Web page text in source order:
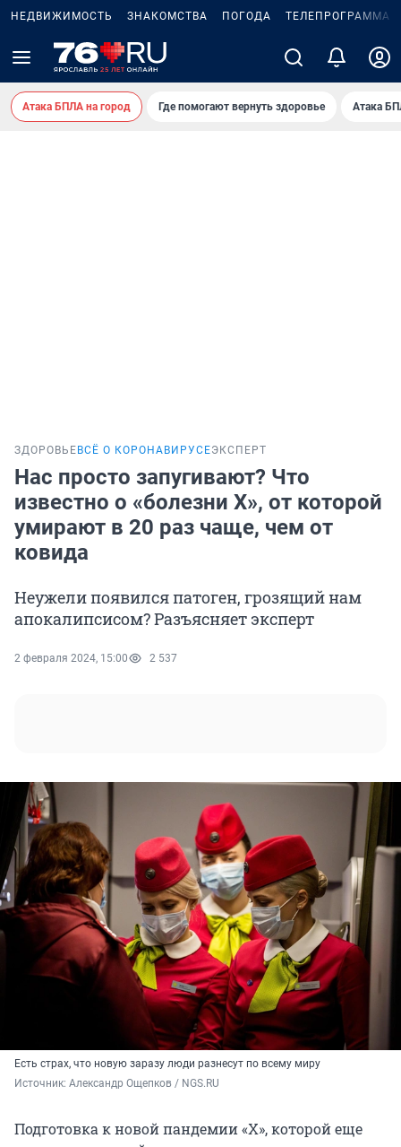
НЕДВИЖИМОСТЬ ЗНАКОМСТВА ПОГОДА ТЕЛЕПРОГРАММА
Атака БПЛА на город Где помогают вернуть здоровье Атака
ЗДОРОВЬЕ ВСЁ О КОРОНАВИРУСЕЭКСПЕРТ
Нас просто запугивают? Что
известно о «болезни X», от которой
умирают в 20 раз чаще, чем от
ковида
Неужели появился патоген, грозящий нам
апокалипсисом? Разъясняет эксперт
2 февраля 2024, 15:00 2 537
Есть страх, что новую заразу люди разнесут по всему миру
Источник: Александр Ощепков / NGS.RU
Подготовка к новой пандемии «Х», которой еще